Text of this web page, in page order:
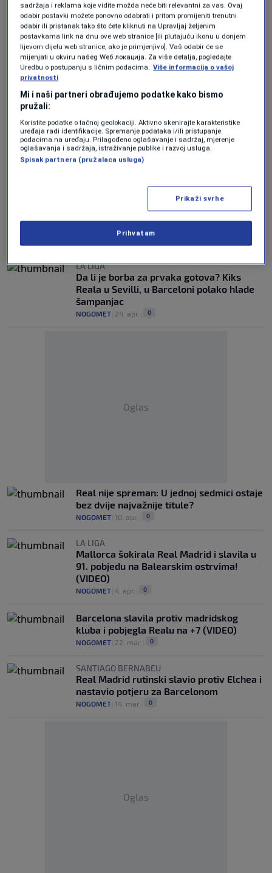
LUDA ZAVRŠNICA SEONE
donosi ludnicu: Pola lige se bori za
opstanak! (VIDEO)
Sevilla stigla na korak do opstanka u La
Ligi maestralnim preokretom! (VIDEO)
NOGOMET |
Titula jako blizu: Barcelona iskoristili kiks
Reala i pet kola prije kraja ima ogromnu
prednost (VIDEO)
LA LIGA
Da li je borba za prvaka gotova? Kiks
Reala u Sevilli, u Barceloni polako hlade
šampanjac
NOGOMET 24. apr. 0
Oglas
Real nije spreman: U jednoj sedmici ostaje
bez dvije najvažnije titule?
NOGOMET 10. apr. 0
LA LIGA
Mallorca šokirala Real Madrid i slavila u
91. pobjedu na Balearskim ostrvima!
(VIDEO)
NOGOMET 4. apr. 0
Barcelona slavila protiv madridskog
kluba i pobjegla Realu na +7 (VIDEO)
NOGOMET 22. mar. 0
SANTIAGO BERNABEU
Real Madrid rutinski slavio protiv Elchea i
nastavio potjeru za Barcelonom
NOGOMET 14. mar. 0
Oglas
sadržaja i reklama koje vidite možda neće biti relevantni za vas. Ovaj
odabir postavki možete ponovno odabrati i pritom promijeniti trenutni
odabir ili pristanak tako što ćete kliknuti na Upravljaj željenim
postavkama link na dnu ove web stranice [ili plutajuću ikonu u donjem
lijevom dijelu web stranice, ako je primjenjivo]. Vaš odabir će se
mijenjati u okviru našeg Wеб локација. Za više detalja, pogledajte
Uredbu o postupanju s ličnim podacima. Više informacija o vašoj
privatnosti
Mi i naši partneri obrađujemo podatke kako bismo
pružali:
Koristite podatke o tačnoj geolokaciji. Aktivno skenirajte karakteristike
uređaja radi identifikacije. Spremanje podataka i/ili pristupanje
podacima na uređaju. Prilagođeno oglašavanje i sadržaj, mjerenje
oglašavanja i sadržaja, istraživanje publike i razvoj usluga.
Spisak partnera (pružalaca usluga)
Prikaži svrhe
Prihvatam